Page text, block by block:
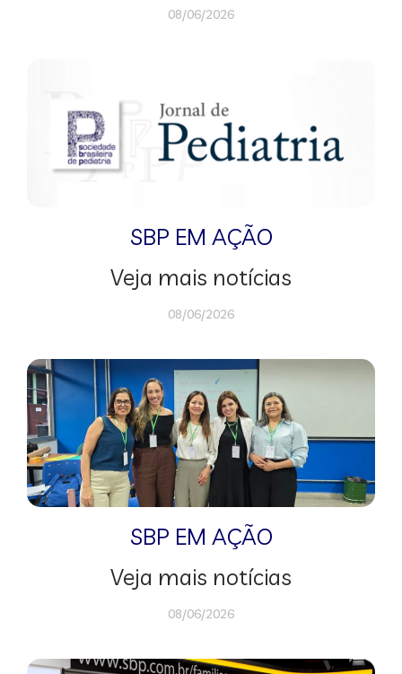
08/06/2026
SBP EM AÇÃO
Veja mais notícias
08/06/2026
SBP EM AÇÃO
Veja mais notícias
08/06/2026